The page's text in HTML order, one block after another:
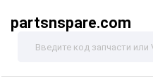
partsnspare.com